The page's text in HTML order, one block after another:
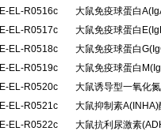
E-EL-R0516c
大鼠免疫球蛋白
E-EL-R0517c
大鼠免疫球蛋白
E-EL-R0518c
大鼠免疫球蛋白
E-EL-R0519c
大鼠免疫球蛋白
E-EL-R0520c
大鼠诱导型一氧化
E-EL-R0521c
大鼠抑制素
E-EL-R0522c
大鼠抗利尿激素